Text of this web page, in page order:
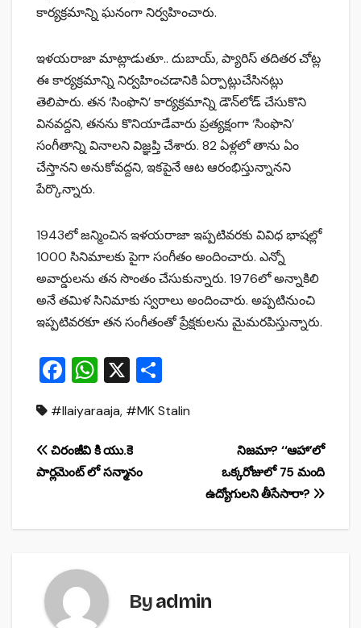
కార్యక్రమాన్ని ఘనంగా నిర్వహించారు.
ఇళయరాజా మాట్లాడుతూ.. దుబాయ్, ప్యారిస్‌ తదితర చోట్ల
ఈ కార్యక్రమాన్ని నిర్వహించడానికి ఏర్పాట్లుచేసినట్లు
తెలిపారు. తన ‘సింఫొని’ కార్యక్రమాన్ని డౌన్‌లోడ్‌ చేసుకొని
వినవద్దని, తనను కొనియాడేవారు ప్రత్యక్షంగా ‘సింఫొని’
సంగీతాన్ని వినాలని విజ్ఞప్తి చేశారు. 82 ఏళ్లలో తాను ఏం
చేస్తానని అనుకోవద్దని, ఇకపైనే ఆట ఆరంభిస్తున్నానని
పేర్కొన్నారు.
1943లో జన్మించిన ఇళయరాజా ఇప్పటివరకు వివిధ భాషల్లో
1000 సినిమాలకు పైగా సంగీతం అందించారు. ఎన్నో
అవార్డులను తన సొంతం చేసుకున్నారు. 1976లో అన్నాకిలి
అనే తమిళ సినిమాకు స్వరాలు అందించారు. అప్పటినుంచి
ఇప్పటివరకూ తన సంగీతంతో ప్రేక్షకులను మైమరపిస్తున్నారు.
F
c
e
b
o
W
at
s
A
p
X
ar
#Ilaiyaraaja, #MK Stalin
Post
navigation
నిజమా? ‘‘ఆహా’లో
ఒక్కరోజులో 75 మంది
ఉద్యోగులని తీసేసారా?
చిరంజీవి కి యు.కె
పార్ల‌మెంట్‌ లో స‌న్మానం
Byadmin